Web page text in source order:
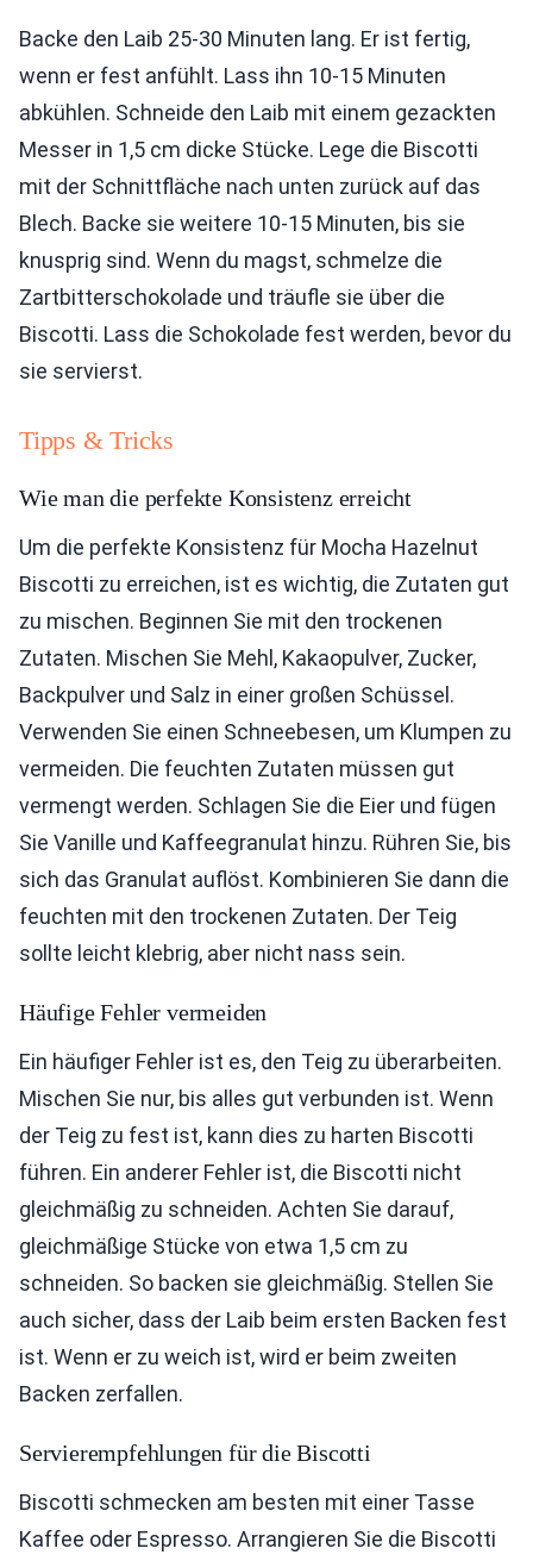
Backe den Laib 25-30 Minuten lang. Er ist fertig,
wenn er fest anfühlt. Lass ihn 10-15 Minuten
abkühlen. Schneide den Laib mit einem gezackten
Messer in 1,5 cm dicke Stücke. Lege die Biscotti
mit der Schnittfläche nach unten zurück auf das
Blech. Backe sie weitere 10-15 Minuten, bis sie
knusprig sind. Wenn du magst, schmelze die
Zartbitterschokolade und träufle sie über die
Biscotti. Lass die Schokolade fest werden, bevor du
sie servierst.
Tipps & Tricks
Wie man die perfekte Konsistenz erreicht
Um die perfekte Konsistenz für Mocha Hazelnut
Biscotti zu erreichen, ist es wichtig, die Zutaten gut
zu mischen. Beginnen Sie mit den trockenen
Zutaten. Mischen Sie Mehl, Kakaopulver, Zucker,
Backpulver und Salz in einer großen Schüssel.
Verwenden Sie einen Schneebesen, um Klumpen zu
vermeiden. Die feuchten Zutaten müssen gut
vermengt werden. Schlagen Sie die Eier und fügen
Sie Vanille und Kaffeegranulat hinzu. Rühren Sie, bis
sich das Granulat auflöst. Kombinieren Sie dann die
feuchten mit den trockenen Zutaten. Der Teig
sollte leicht klebrig, aber nicht nass sein.
Häufige Fehler vermeiden
Ein häufiger Fehler ist es, den Teig zu überarbeiten.
Mischen Sie nur, bis alles gut verbunden ist. Wenn
der Teig zu fest ist, kann dies zu harten Biscotti
führen. Ein anderer Fehler ist, die Biscotti nicht
gleichmäßig zu schneiden. Achten Sie darauf,
gleichmäßige Stücke von etwa 1,5 cm zu
schneiden. So backen sie gleichmäßig. Stellen Sie
auch sicher, dass der Laib beim ersten Backen fest
ist. Wenn er zu weich ist, wird er beim zweiten
Backen zerfallen.
Servierempfehlungen für die Biscotti
Biscotti schmecken am besten mit einer Tasse
Kaffee oder Espresso. Arrangieren Sie die Biscotti